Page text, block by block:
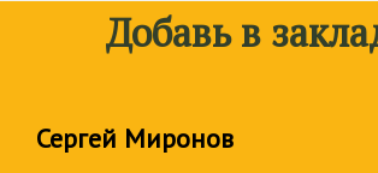
Добавь в
Сергей Миронов